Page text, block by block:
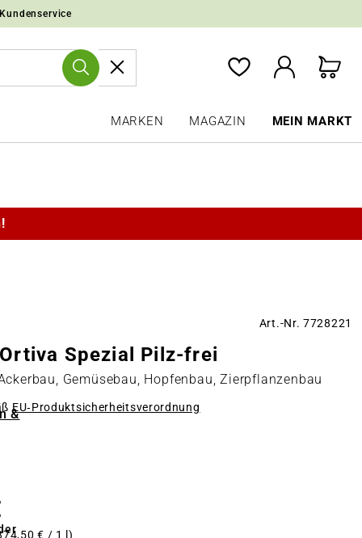
MARKEN MAGAZIN MEIN MARKT
&
Art.-Nr. 7728221
Ortiva Spezial Pilz-frei
Gemüsebau, Hopfenbau, Zierpflanzenbau
EU‑Produktsicherheitsverordnung
€ / 1 l)